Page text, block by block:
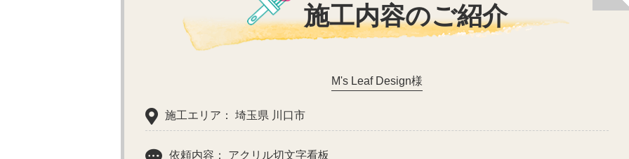
施工内容のご紹介
M's Leaf Design様
施工エリア： 埼玉県 川口市
依頼内容： アクリル切文字看板